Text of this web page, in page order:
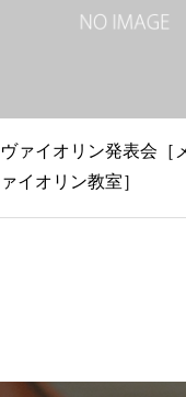
ヴァイオリン発表会［
ァイオリン教室］